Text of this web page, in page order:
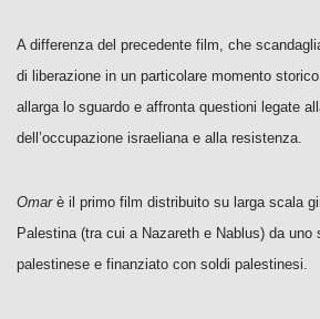
A differenza del precedente film, che
di liberazione in un particolare momento
allarga lo sguardo e affronta questioni legate
dell’occupazione israeliana e alla resistenza.
Omarè il primo film distribuito su larga scala
Palestina (tra cui a Nazareth e Nablus) da
palestinese e finanziato con soldi palestinesi.